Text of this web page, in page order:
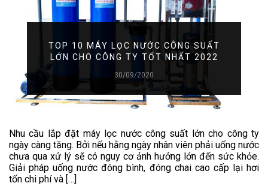
TOP 10 MÁY LỌC NƯỚC CÔNG SUẤT
LỚN CHO CÔNG TY TỐT NHẤT 2022
30/09/2020
Nhu cầu lắp đặt máy lọc nước công suất lớn cho công ty
ngày càng tăng. Bởi nếu hằng ngày nhân viên phải uống nước
chưa qua xử lý sẽ có nguy cơ ảnh hưởng lớn đến sức khỏe.
Giải pháp uống nước đóng bình, đóng chai cao cấp lại hơi
tốn chi phí và […]